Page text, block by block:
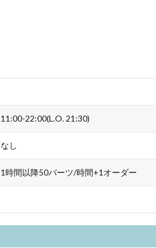
11:00-22:00(L.O. 21:30)
なし
1時間以降50バーツ/時間+1オーダー